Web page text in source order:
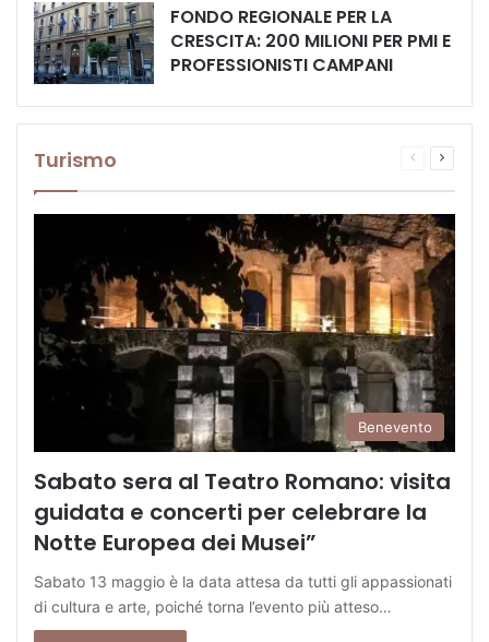
FONDO REGIONALE PER LA
CRESCITA: 200 MILIONI PER PMI E
PROFESSIONISTI CAMPANI
Turismo
Pagina
Benevento
Sabato sera al Teatro Romano: visita
guidata e concerti per celebrare la
Notte Europea dei Musei”
Sabato 13 maggio è la data attesa da tutti gli appassionati
di cultura e arte, poiché torna l’evento più atteso…